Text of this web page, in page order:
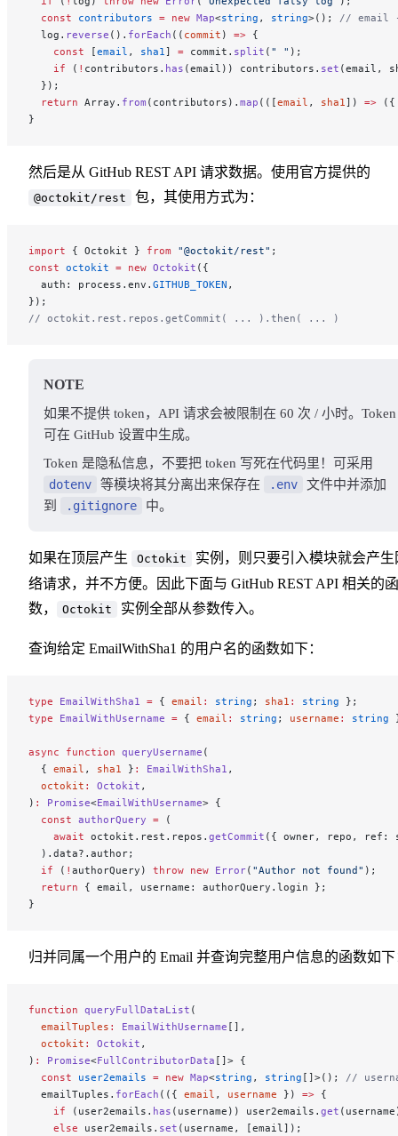
  const
contributors = new Map<string , string>(); // email
  log.
reverse (). forEach (( commit ) => {
    const
[email , sha1 ] = commit. split ( " " );
    if
( ! contributors. has (email)) contributors. set (email,
  });
  return
Array. from (contributors). map (([email , sha1 ]) => ({
}
然后是从 GitHub REST API 请求数据。使用官方提供的
@octokit/rest 包，其使用方式为：
import { Octokit } from "@octokit/rest" ;
const octokit = new Octokit ({
  auth: process.env.
GITHUB_TOKEN ,
});
// octokit.rest.repos.getCommit( ... ).then( ... )
NOTE
如果不提供 token，API 请求会被限制在 60 次 / 小时。Token
可在 GitHub 设置中生成。
Token 是隐私信息，不要把 token 写死在代码里！可采用
dotenv
等模块将其分离出来保存在 .env
文件中并添加
到
.gitignore 中。
如果在顶层产生 Octokit
实例，则只要引入模块就会产生
络请求，并不方便。因此下面与 GitHub REST API 相关的函
数，
Octokit 实例全部从参数传入。
查询给定 EmailWithSha1 的用户名的函数如下：
type EmailWithSha1 = { email : string ; sha1 : string };
type EmailWithUsername = { email : string ; username : string
async function queryUsername (
  {
email , sha1 } : EmailWithSha1 ,
  octokit
: Octokit ,
) : Promise<EmailWithUsername> {
  const
authorQuery = (
    await
octokit.rest.repos. getCommit ({ owner, repo, ref:
  ).data?.author;
  if
( ! authorQuery) throw new Error( "Author not found" );
  return
{ email, username: authorQuery.login };
}
归并同属一个用户的 Email 并查询完整用户信息的函数如下
function queryFullDataList (
  emailTuples
: EmailWithUsername [],
  octokit
: Octokit ,
) : Promise<FullContributorData []> {
  const
user2emails = new Map<string , string []>(); //
  emailTuples.
forEach (({ email , username }) => {
    if
(user2emails. has (username)) user2emails. get
    else
user2emails. set (username, [email]);